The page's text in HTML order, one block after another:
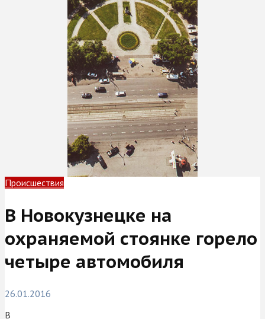
Происшествия
В Новокузнецке на
охраняемой стоянке горело
четыре автомобиля
26.01.2016
В